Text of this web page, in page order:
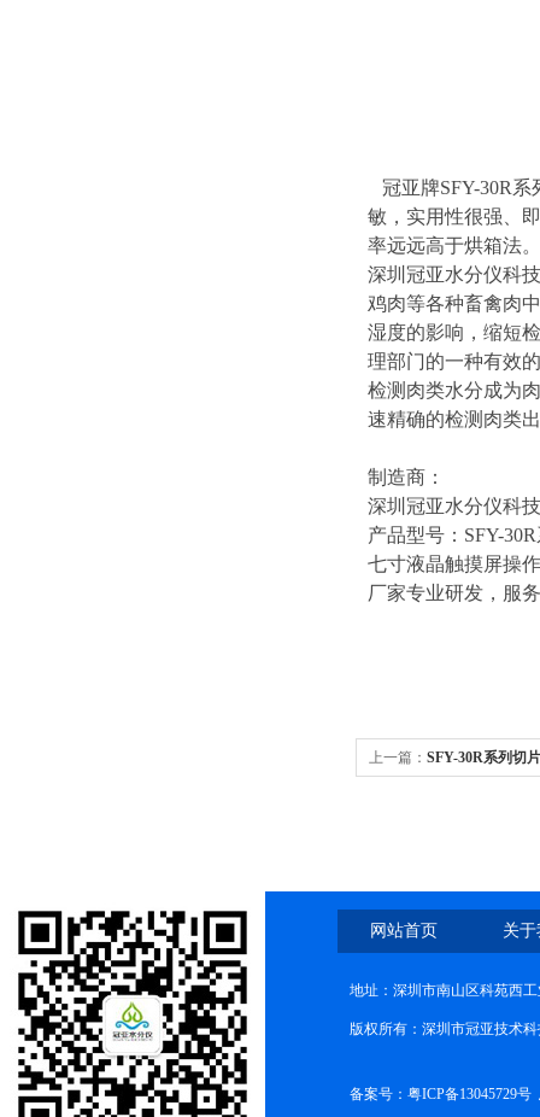
冠亚牌SFY-30R系
敏，实用性很强、
率远远高于烘箱法
深圳冠亚水分仪科
鸡肉等各种畜禽肉
湿度的影响，缩短
理部门的一种有效
检测肉类水分成为
速精确的检测肉类
制造商：
深圳冠亚水分仪科
产品型号： SFY-
七寸液晶触摸屏操
厂家专业研发，服
上一篇： SFY-30R系列切
网站首页 关
地址：深圳市南山区科苑西
版权所有：深圳市冠亚技术
备案号： 粤ICP备13045729号